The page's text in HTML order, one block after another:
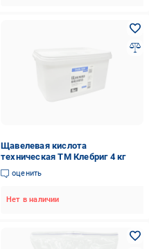
Щавелевая кислота
техническая ТМ Клебриг 4 кг
оценить
Нет в наличии